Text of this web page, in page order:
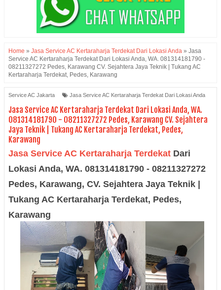
Home » Jasa Service AC Kertaraharja Terdekat Dari Lokasi Anda » Jasa
Service AC Kertaraharja Terdekat Dari Lokasi Anda, WA. 081314181790 -
08211327272 Pedes, Karawang CV. Sejahtera Jaya Teknik | Tukang AC
Kertaraharja Terdekat, Pedes, Karawang
Service AC Jakarta Jasa Service AC Kertaraharja Terdekat Dari Lokasi Anda
Jasa Service AC Kertaraharja Terdekat Dari Lokasi Anda, WA.
081314181790 - 08211327272 Pedes, Karawang CV. Sejahtera
Jaya Teknik | Tukang AC Kertaraharja Terdekat, Pedes,
Karawang
Jasa Service AC Kertaraharja Terdekat Dari
Lokasi Anda, WA. 081314181790 - 08211327272
Pedes, Karawang, CV. Sejahtera Jaya Teknik |
Tukang AC Kertaraharja Terdekat, Pedes,
Karawang